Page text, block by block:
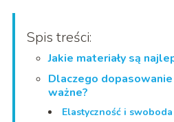
Spis treści:
Jakie materiały są
Dlaczego
ważne?
Elastyczność i